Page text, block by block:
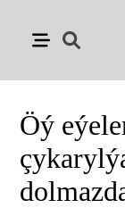
Öý